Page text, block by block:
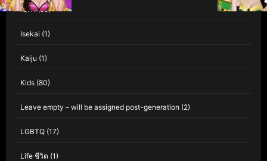
iQIYI(60)
Isekai (1)
Kaiju (1)
Kids (80)
Leave empty – will be assigned post-generation (2)
LGBTQ (17)
Life ชีวิต (1)